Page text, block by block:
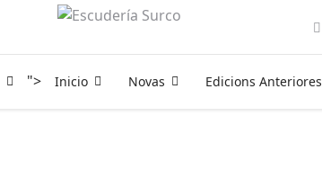
"> Inicio Novas Edicions Anteriores